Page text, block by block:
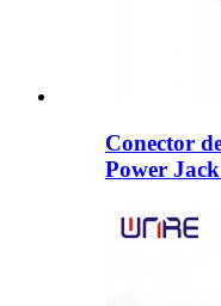
Conector
Power